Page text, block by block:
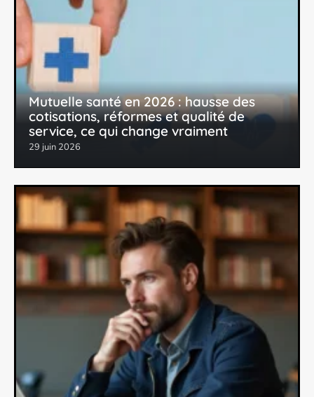
Mutuelle santé en 2026 : hausse des
cotisations, réformes et qualité de
service, ce qui change vraiment
29 juin 2026